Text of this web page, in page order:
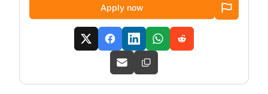
Apply now